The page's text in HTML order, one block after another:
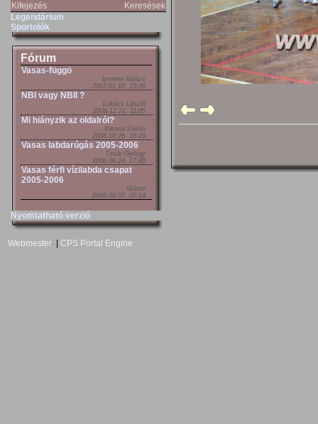
Kifejezés
Keresések
Legendárium
Sportolók
Fórum
Vasas-függö
brenner balázs
2007.01.10. 19:39
NBI vagy NBII ?
Lukács László
2006.12.21. 11:05
Mi hiányzik az oldalról?
Katona Zoltán
2006.10.28. 19:29
Vasas labdarúgás 2005-2006
Timár György
2006.06.24. 17:48
Vasas férfi vízilabda csapat
2005-2006
skizoo
2006.06.07. 00:14
Nyomtatható verzió
Webmester CPS Portal Engine